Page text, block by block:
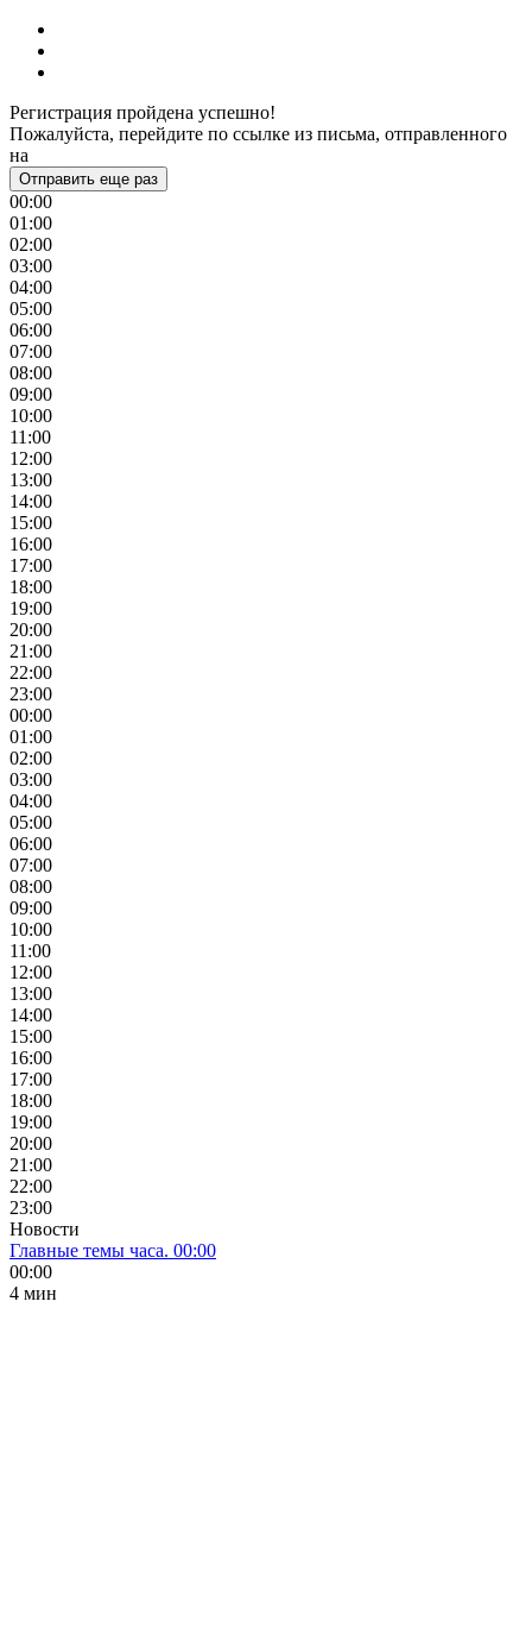
Регистрация пройдена успешно!
Пожалуйста, перейдите по ссылке из письма, отправленного
на
Отправить еще раз
00:00
01:00
02:00
03:00
04:00
05:00
06:00
07:00
08:00
09:00
10:00
11:00
12:00
13:00
14:00
15:00
16:00
17:00
18:00
19:00
20:00
21:00
22:00
23:00
00:00
01:00
02:00
03:00
04:00
05:00
06:00
07:00
08:00
09:00
10:00
11:00
12:00
13:00
14:00
15:00
16:00
17:00
18:00
19:00
20:00
21:00
22:00
23:00
Новости
Главные темы часа. 00:00
00:00
4 мин